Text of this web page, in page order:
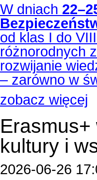
W dniach
od klas I do
różnorodnych
rozwijanie
– zarówno w
zobacz więcej
Erasmus+
kultury i
2026-06-26